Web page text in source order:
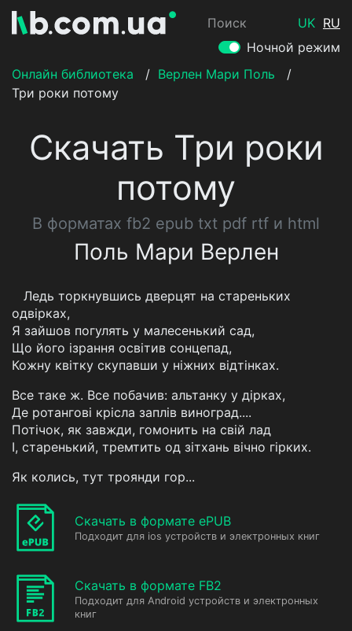
Поиск UK RU
Ночной режим
Онлайн библиотека
/ Верлен Мари Поль
/
Три роки потому
Скачать Три роки
потому
В форматах fb2 epub txt pdf rtf и html
Поль Мари Верлен
Ледь торкнувшись дверцят на стареньких
одвірках,
Я зайшов погулять у малесенький сад,
Що його ізрання освітив сонцепад,
Кожну квітку скупавши у ніжних відтінках.
Все таке ж. Все побачив: альтанку у дірках,
Де ротангові крісла заплів виноград....
Потічок, як завжди, гомонить на свій лад
І, старенький, тремтить од зітхань вічно гірких.
Як колись, тут троянди гор...
Скачать в формате ePUB
Подходит для ios устройств и электронных книг
Скачать в формате FB2
Подходит для Android устройств и электронных
книг